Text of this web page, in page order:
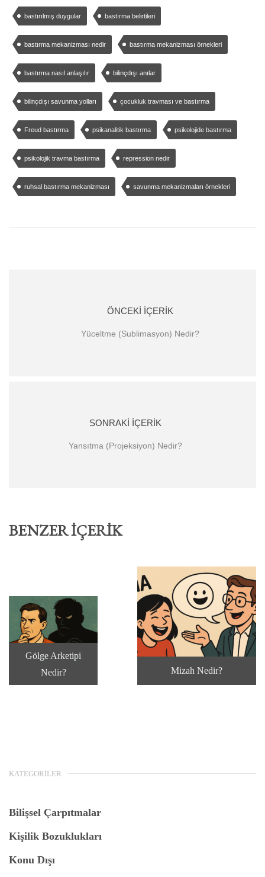
bastırılmış duygular bastırma belirtileri
bastırma mekanizması nedir bastırma mekanizması örnekleri
bastırma nasıl anlaşılır bilinçdışı anılar
bilinçdışı savunma yolları çocukluk travması ve bastırma
Freud bastırma psikanalitik bastırma psikolojide bastırma
psikolojik travma bastırma repression nedir
ruhsal bastırma mekanizması savunma mekanizmaları örnekleri
ÖNCEKI İÇERIK
Yüceltme (Sublimasyon) Nedir?
SONRAKI İÇERIK
Yansıtma (Projeksiyon) Nedir?
BENZER İÇERIK
Gölge Arketipi
Nedir?
Mizah Nedir?
KATEGORILER
Bilişsel Çarpıtmalar
Kişilik Bozuklukları
Konu Dışı